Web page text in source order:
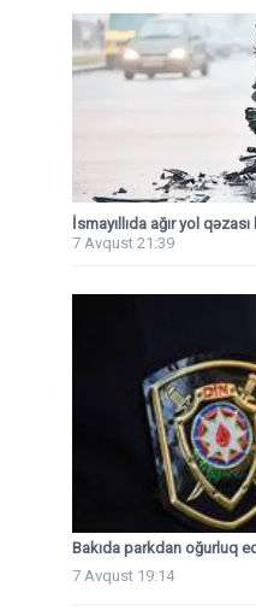
İsmayıllıda ağır yol
7 Avqust 21:39
Bakıda parkdan oğurluq
7 Avqust 19:14